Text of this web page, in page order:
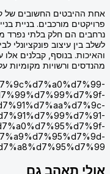
החשובים של קבלני
מורכבים. בניית בניינים
הם חלק בלתי נפרד מחיי
עיצוב פונקציונלי לבין
בנוסף, קבלנים אלו
ורשויות מקומיות על
תאהב גם